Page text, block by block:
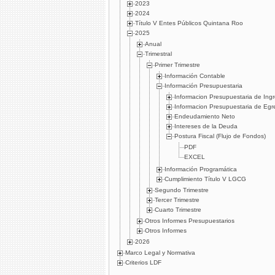
2023
2024
Título V Entes Públicos Quintana Roo
2025
Anual
Trimestral
Primer Trimestre
Información Contable
Información Presupuestaria
Informacion Presupuestaria de
Informacion Presupuestaria de
Endeudamiento Neto
Intereses de la Deuda
Postura Fiscal (Flujo de Fondos)
PDF
EXCEL
Información Programática
Cumplimiento Título V LGCG
Segundo Trimestre
Tercer Trimestre
Cuarto Trimestre
Otros Informes Presupuestarios
Otros Informes
2026
Marco Legal y Normativa
Criterios LDF